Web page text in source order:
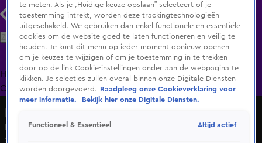
Zoeken
HomeUitzending Gemist Programma's De Bondgenoten
OranjezomerLivestreamsShop
Dit was Rico Verhoeven's vriendinnetje!
24 apr 2025, 11:31
te meten. Als je „Huidige keuze opslaan” selecteert of je
toestemming intrekt, worden deze trackingtechnologieën
uitgeschakeld. We gebruiken dan enkel functionele en essentiële
cookies om de website goed te laten functioneren en veilig te
houden. Je kunt dit menu op ieder moment opnieuw openen
om je keuzes te wijzigen of om je toestemming in te trekken
door op de link Cookie-instellingen onder aan de webpagina te
klikken. Je selecties zullen overal binnen onze Digitale Diensten
worden doorgevoerd.
Raadpleeg onze Cookieverklaring voor
meer informatie.
Bekijk hier onze Digitale Diensten.
Functioneel & Essentieel Altijd actief